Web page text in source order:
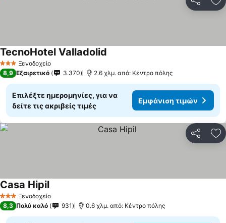
3 ΑστέριαΞενοδοχείο
TecnoHotel Valladolid
8,9 Εξαιρετικό 3.370 2.6 χλμ. από: Κέντρο πόλης
Επιλέξτε ημερομηνίες, για να
δείτε τις ακριβείς τιμές
Εμφάνιση τιμών
3 ΑστέριαΞενοδοχείο
Casa Hipil
8,3 Πολύ καλό 931 0.6 χλμ. από: Κέντρο πόλης